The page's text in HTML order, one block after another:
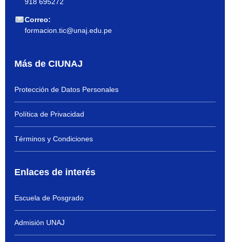
Correo:
formacion.tic@unaj.edu.pe
Más de CIUNAJ
Protección de Datos Personales
Política de Privacidad
Términos y Condiciones
Enlaces de interés
Escuela de Posgrado
Admisión UNAJ